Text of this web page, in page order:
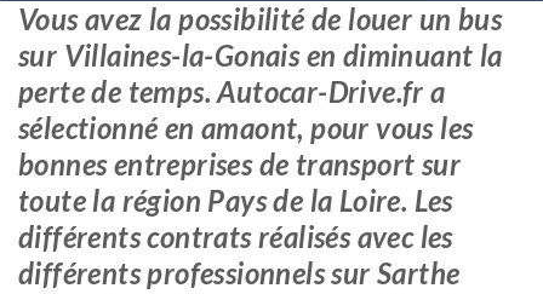
Vous avez la possibilité de louer un bus
sur Villaines-la-Gonais en diminuant la
perte de temps. Autocar-Drive.fr a
sélectionné en amaont, pour vous les
bonnes entreprises de transport sur
toute la région Pays de la Loire. Les
différents contrats réalisés avec les
différents professionnels sur Sarthe